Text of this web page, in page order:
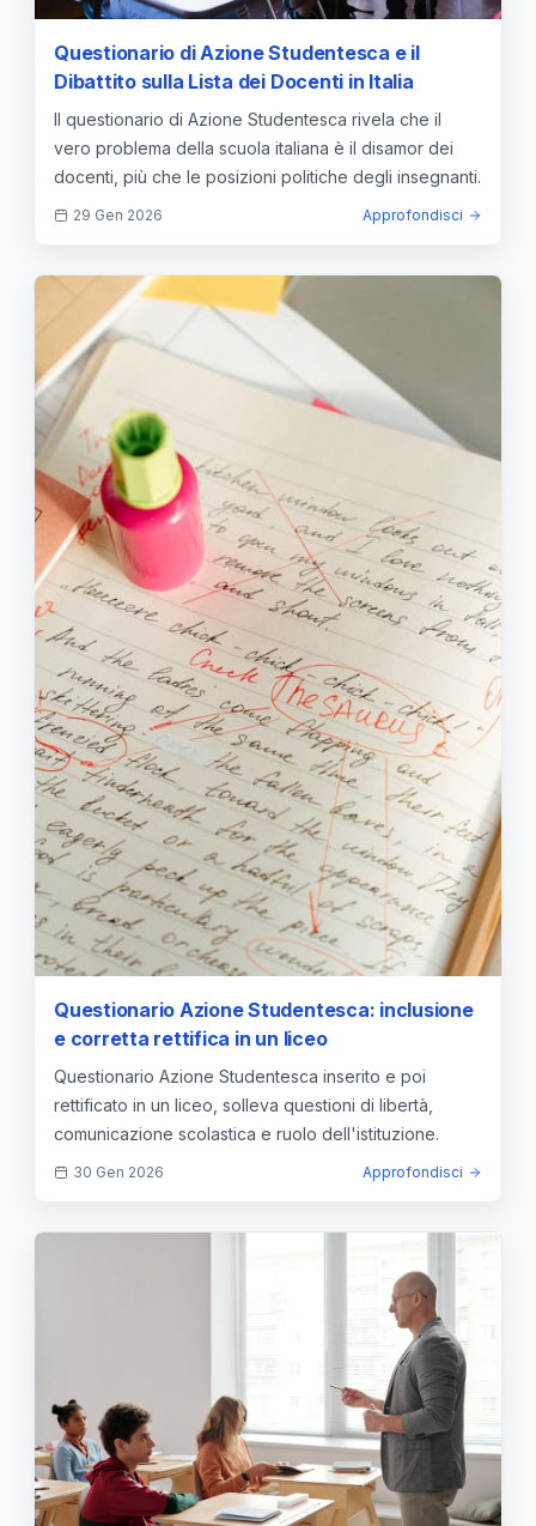
Questionario di Azione Studentesca e il
Dibattito sulla Lista dei Docenti in Italia
Il questionario di Azione Studentesca rivela che il
vero problema della scuola italiana è il disamor dei
docenti, più che le posizioni politiche degli insegnanti.
29 Gen 2026 Approfondisci
Questionario Azione Studentesca: inclusione
e corretta rettifica in un liceo
Questionario Azione Studentesca inserito e poi
rettificato in un liceo, solleva questioni di libertà,
comunicazione scolastica e ruolo dell'istituzione.
30 Gen 2026 Approfondisci